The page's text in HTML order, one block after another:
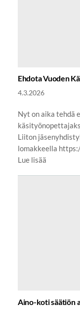
Ehdota Vuoden
4.3.2026
Nyt on aika tehdä
Liiton
lomakkeella
Lue lisää
Aino-koti säätiön